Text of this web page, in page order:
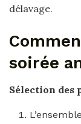
délavage.
soirée
Sélection des